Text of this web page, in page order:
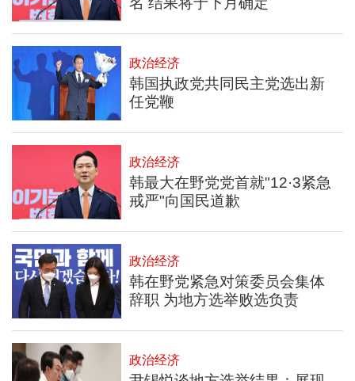
政治经济
韩国执政党共同民主党选出新
任党鞭
政治经济
韩最大在野党党首就"12·3紧急
戒严"向国民道歉
政治经济
韩在野党紧急对策委员会集体
辞职 为地方选举败选负责
政治经济